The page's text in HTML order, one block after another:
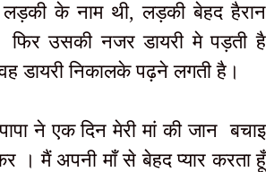
लड़की के नाम थी, लड़की बेहद हैरान
उसकी नजर डायरी मे पड़ती है
डायरी निकालके पढ़ने लगती है।
ने एक दिन मेरी मां की जान बचाइ
। मैं अपनी माँ से बेहद प्यार करता हूँ